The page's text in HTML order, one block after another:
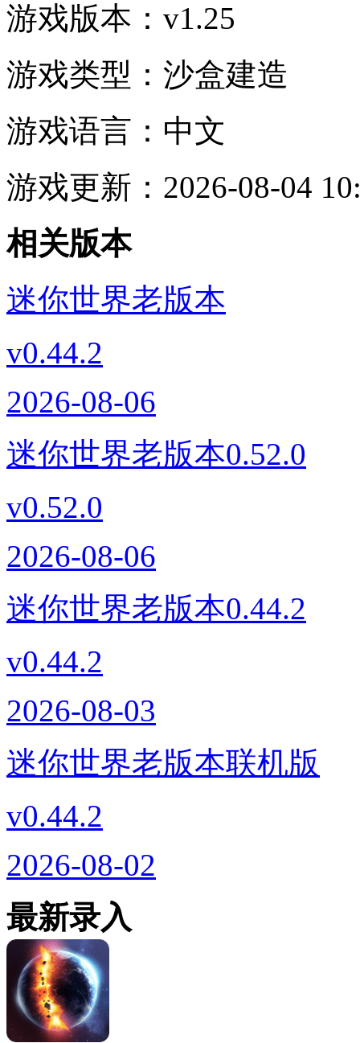
游戏版本： v1.25
游戏类型： 沙盒建造
游戏语言： 中文
游戏更新： 2026-08-04
相关版本
迷你世界老版本
v0.44.2
2026-08-06
迷你世界老版本0.52.0
v0.52.0
2026-08-06
迷你世界老版本0.44.2
v0.44.2
2026-08-03
迷你世界老版本联机版
v0.44.2
2026-08-02
最新录入